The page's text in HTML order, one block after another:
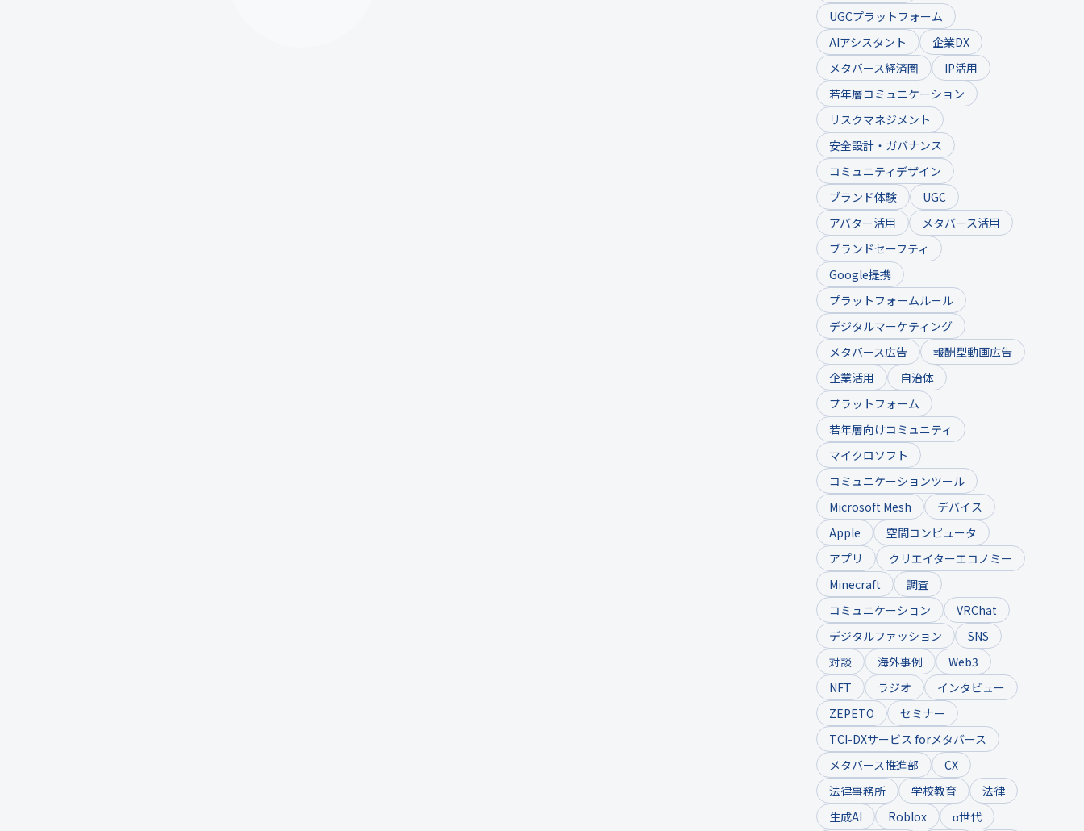
UGCプラットフォーム
AIアシスタント
企業DX
メタバース経済圏
IP活用
若年層コミュニケーション
リスクマネジメント
安全設計・ガバナンス
コミュニティデザイン
ブランド体験
UGC
アバター活用
メタバース活用
ブランドセーフティ
Google提携
プラットフォームルール
デジタルマーケティング
メタバース広告
報酬型動画広告
企業活用
自治体
プラットフォーム
若年層向けコミュニティ
マイクロソフト
コミュニケーションツール
Microsoft Mesh
デバイス
Apple
空間コンピュータ
アプリ
クリエイターエコノミー
Minecraft
調査
コミュニケーション
VRChat
デジタルファッション
SNS
対談
海外事例
Web3
NFT
ラジオ
インタビュー
ZEPETO
セミナー
TCI-DXサービス forメタバース
メタバース推進部
CX
法律事務所
学校教育
法律
生成AI
Roblox α世代